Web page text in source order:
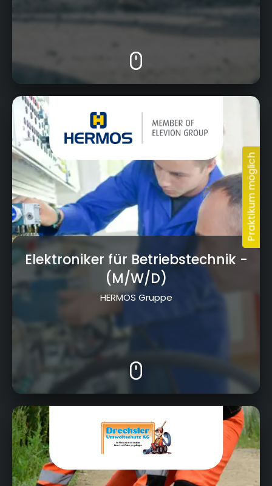
HERMOS AG + HERMOS Schaltanlagen GmbH,
Gartenstraße 19, 95490 Mistelgau
Elektroniker für Betriebstechnik-
(M/W/D)
HERMOS Gruppe
Von-Linde-Straße 6, 95326, Kulmbach